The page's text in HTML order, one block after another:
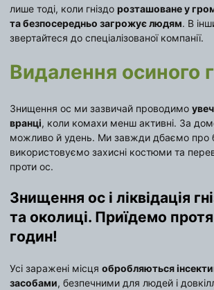
лише тоді, коли гніздо розташоване у
та безпосередньо загрожує людям. В
звертайтеся до спеціалізованої компанії.
Видалення осиного
Знищення ос ми зазвичай проводимо
вранці, коли комахи менш активні. За
можливо й удень. Ми завжди дбаємо про
використовуємо захисні костюми та
проти ос.
Знищення ос і ліквідація
та околиці. Приїдемо
годин!
Усі заражені місця обробляються
засобами, безпечними для людей і